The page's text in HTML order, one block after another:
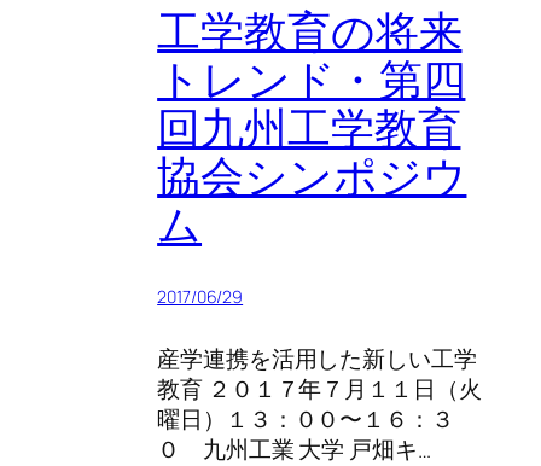
工学教育の将来
トレンド・第四
回九州工学教育
協会シンポジウ
ム
2017/06/29
産学連携を活用した新しい工学
教育 ２０１７年７月１１日（火
曜日）１３：００〜１６：３
０ 九州工業 大学 戸畑キ…